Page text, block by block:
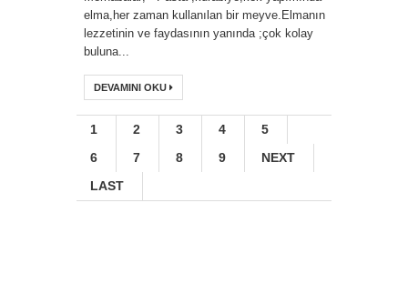
elma,her zaman kullanılan bir meyve.Elmanın
lezzetinin ve faydasının yanında ;çok kolay
buluna...
DEVAMINI OKU
1 2 3 4
5
6
7 8 9
NEXT
LAST